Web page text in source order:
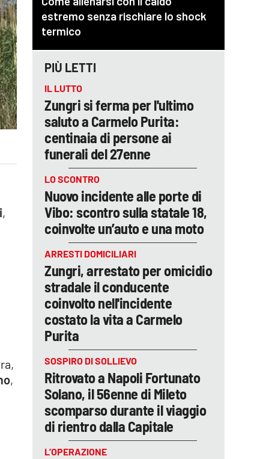
,
,
PIÙ LETTI
IL LUTTO
Zungri si ferma per l'ultimo
saluto a Carmelo Purita:
centinaia di persone ai
funerali del 27enne
LO SCONTRO
Nuovo incidente alle porte di
Vibo: scontro sulla statale 18,
coinvolte un’auto e una moto
ARRESTI DOMICILIARI
Zungri, arrestato per omicidio
stradale il conducente
coinvolto nell'incidente
costato la vita a Carmelo
Purita
SOSPIRO DI SOLLIEVO
Ritrovato a Napoli Fortunato
Solano, il 56enne di Mileto
scomparso durante il viaggio
di rientro dalla Capitale
L’OPERAZIONE